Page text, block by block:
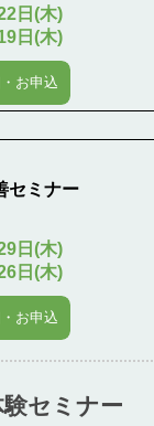
日(木)
日(木)
お申込
セミナー
日(木)
日(木)
お申込
セミナー